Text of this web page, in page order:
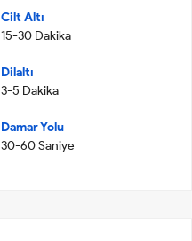
Cilt Altı
15-30 Dakika
Dilaltı
3-5 Dakika
Damar Yolu
30-60 Saniye